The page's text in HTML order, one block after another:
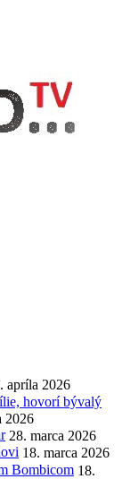
apríla 2026
hovorí bývalý
2026
28. marca 2026
18. marca 2026
Bombicom 18.